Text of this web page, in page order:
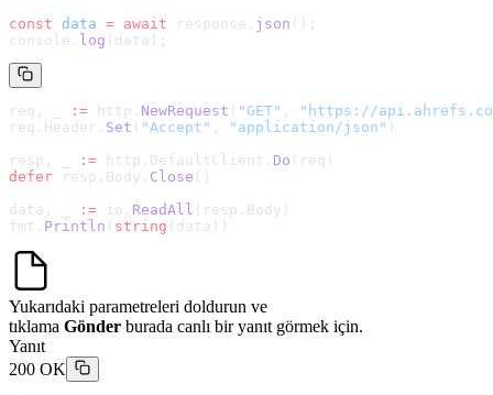
const data = await response. json ();
console. log (data);
req, _ := http. NewRequest ( "GET" , " https://
req.Header. Set ( "Accept" , "application/json" )
resp, _
:= http.DefaultClient. Do (req)
defer resp.Body. Close ()
data, _
:= io. ReadAll (resp.Body)
fmt. Println ( string (data))
Yukarıdaki parametreleri doldurun ve
tıklama Gönder burada canlı bir yanıt görmek için.
Yanıt
200 OK